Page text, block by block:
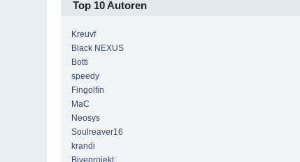
Top 10 Autoren
Kreuvf
Black NEXUS
Botti
speedy
Fingolfin
MaC
Neosys
Soulreaver16
krandi
Biveprojekt